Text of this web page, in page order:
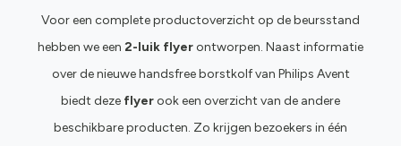
Voor een complete productoverzicht op de beursstand
hebben we een 2-luik flyerontworpen. Naast informatie
over de nieuwe handsfree borstkolf van Philips Avent
biedt deze flyerook een overzicht van de andere
beschikbare producten. Zo krijgen bezoekers in één